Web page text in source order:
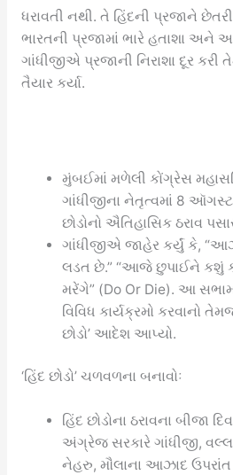
ધરાવતી નથી. તે હિંદની પ્રજાને
ભારતની પ્રજામાં ભારે હતાશા અને
ગાંધીજીએ પ્રજાની નિરાશા દૂર
તૈયાર કર્યા.
મુંબઈમાં મળેલી કોંગ્રેસ
ગાંધીજીના નેતૃત્વમાં 8
છોડોનો ઐતિહાસિક ઠરાવ
ગાંધીજીએ જાહેર કર્યું કે,
લડત છે.” “આજે છુપાઈને કશું
મરેંગે” (Do Or Die). આ
વિવિધ કાર્યક્રમો કરવાનો
છોડો’ આદેશ આપ્યો.
‘હિંદ છોડો’ ચળવળના બનાવોઃ
હિંદ છોડોના ઠરાવના બીજા
અંગ્રેજ સરકારે ગાંધીજી,
નેહરુ, મૌલાના આઝાદ